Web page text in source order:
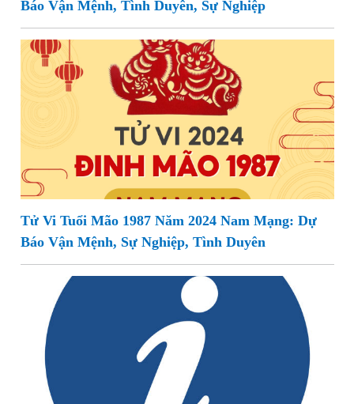
Báo Vận Mệnh, Tình Duyên, Sự Nghiệp
Tử Vi Tuổi Mão 1987 Năm 2024 Nam Mạng: Dự
Báo Vận Mệnh, Sự Nghiệp, Tình Duyên